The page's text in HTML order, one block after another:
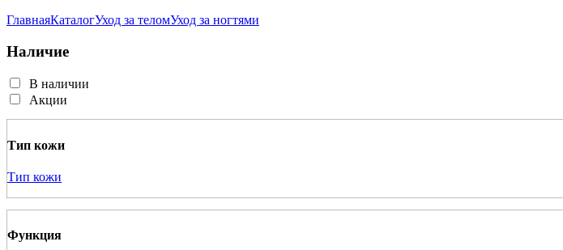
ГлавнаяКаталогУход за теломУход за ногтями
Наличие
В наличии
Акции
Тип кожи
Тип кожи
Функция